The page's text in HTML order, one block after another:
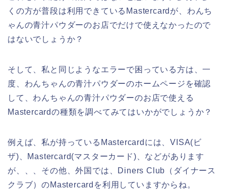
くの方が普段は利用できているMastercardが、わんち
ゃんの青汁パウダーのお店でだけで使えなかったので
はないでしょうか？
そして、私と同じようなエラーで困っている方は、一
度、わんちゃんの青汁パウダーのホームページを確認
して、わんちゃんの青汁パウダーのお店で使える
Mastercardの種類を調べてみてはいかがでしょうか？
例えば、私が持っているMastercardには、VISA(ビ
ザ)、Mastercard(マスターカード)、などがあります
が、、、その他、外国では、Diners Club（ダイナース
クラブ）のMastercardを利用していますからね。